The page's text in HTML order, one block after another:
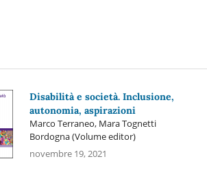
Disabilità e società. Inclusione,
autonomia, aspirazioni
Marco Terraneo, Mara Tognetti
Bordogna (Volume editor)
novembre 19, 2021